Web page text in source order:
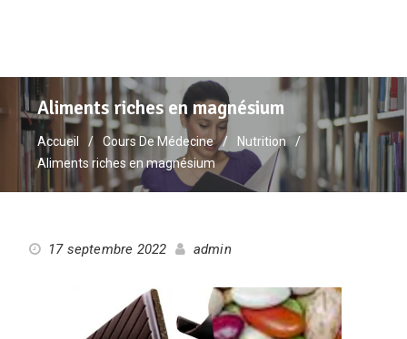
Aliments riches en magnésium
Accueil Cours De Médecine
Nutrition
Aliments riches en magnésium
17 septembre 2022 admin